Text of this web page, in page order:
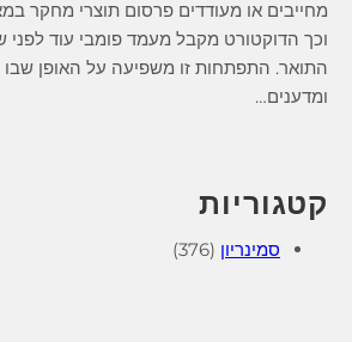
מחייבים או מעודדים פרסום תוצרי מחקר
וכך הדוקטורט מקבל מעמד פומבי עוד
התואר. התפתחות זו משפיעה על האופן שבו
ומדענים…
קטגוריות
סמינריון (376)